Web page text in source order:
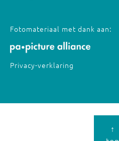
Fotomateriaal met dank aan:
Privacy-verklaring
↑